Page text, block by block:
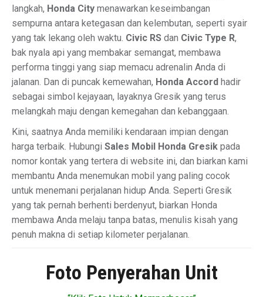
langkah, Honda City menawarkan keseimbangan
sempurna antara ketegasan dan kelembutan, seperti syair
yang tak lekang oleh waktu. Civic RS dan Civic Type R,
bak nyala api yang membakar semangat, membawa
performa tinggi yang siap memacu adrenalin Anda di
jalanan. Dan di puncak kemewahan, Honda Accord hadir
sebagai simbol kejayaan, layaknya Gresik yang terus
melangkah maju dengan kemegahan dan kebanggaan.
Kini, saatnya Anda memiliki kendaraan impian dengan
harga terbaik. Hubungi Sales Mobil Honda Gresik pada
nomor kontak yang tertera di website ini, dan biarkan kami
membantu Anda menemukan mobil yang paling cocok
untuk menemani perjalanan hidup Anda. Seperti Gresik
yang tak pernah berhenti berdenyut, biarkan Honda
membawa Anda melaju tanpa batas, menulis kisah yang
penuh makna di setiap kilometer perjalanan.
Foto Penyerahan Unit